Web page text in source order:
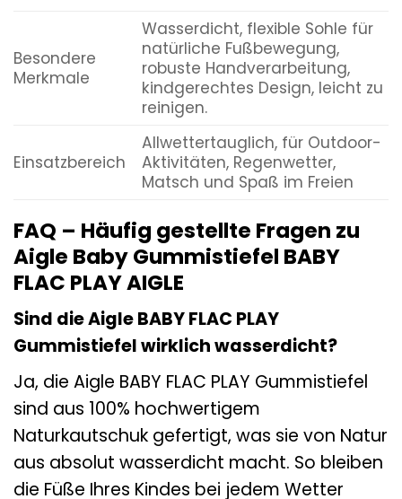
Besondere
Merkmale
Wasserdicht, flexible Sohle für
natürliche Fußbewegung,
robuste Handverarbeitung,
kindgerechtes Design, leicht zu
reinigen.
Einsatzbereich
Allwettertauglich, für Outdoor-
Aktivitäten, Regenwetter,
Matsch und Spaß im Freien
FAQ – Häufig gestellte Fragen zu
Aigle Baby Gummistiefel BABY
FLAC PLAY AIGLE
Sind die Aigle BABY FLAC PLAY
Gummistiefel wirklich wasserdicht?
Ja, die Aigle BABY FLAC PLAY Gummistiefel
sind aus 100% hochwertigem
Naturkautschuk gefertigt, was sie von Natur
aus absolut wasserdicht macht. So bleiben
die Füße Ihres Kindes bei jedem Wetter